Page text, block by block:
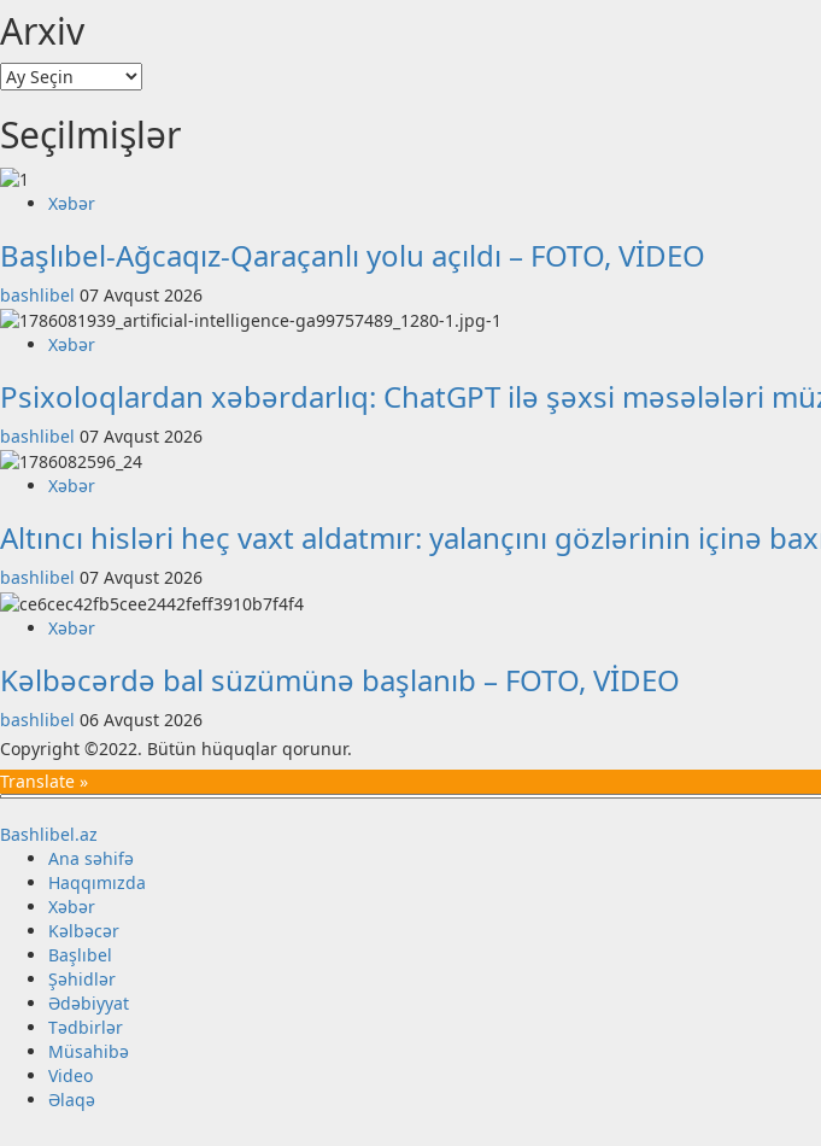
Arxiv
Arxiv
Seçilmişlər
Xəbər
Başlıbel-Ağcaqız-Qaraçanlı yolu açıldı – FOTO, VİDEO
bashlibel 07 Avqust 2026
Xəbər
Psixoloqlardan xəbərdarlıq: ChatGPT ilə şəxsi məsələləri
bashlibel 07 Avqust 2026
Xəbər
Altıncı hisləri heç vaxt aldatmır: yalançını gözlərinin içinə
bashlibel 07 Avqust 2026
Xəbər
Kəlbəcərdə bal süzümünə başlanıb – FOTO, VİDEO
bashlibel 06 Avqust 2026
Copyright ©2022. Bütün hüquqlar qorunur.
Translate »
Bashlibel.az
Ana səhifə
Haqqımızda
Xəbər
Kəlbəcər
Başlıbel
Şəhidlər
Ədəbiyyat
Tədbirlər
Müsahibə
Video
Əlaqə